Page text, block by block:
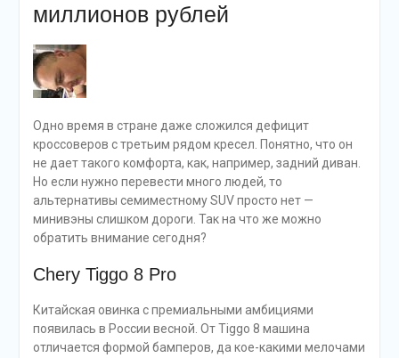
миллионов рублей
Одно время в стране даже сложился дефицит
кроссоверов с третьим рядом кресел. Понятно, что он
не дает такого комфорта, как, например, задний диван.
Но если нужно перевести много людей, то
альтернативы семиместному SUV просто нет —
минивэны слишком дороги. Так на что же можно
обратить внимание сегодня?
Chery Tiggo 8 Pro
Китайская овинка с премиальными амбициями
появилась в России весной. От Tiggo 8 машина
отличается формой бамперов, да кое-какими мелочами